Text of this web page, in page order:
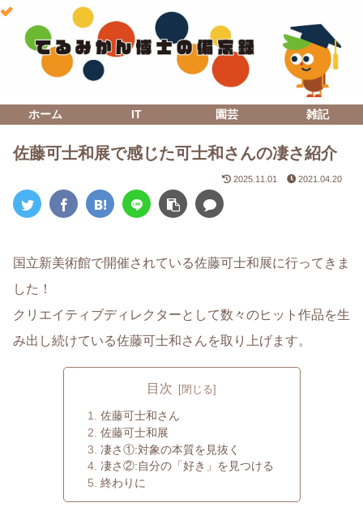
ホーム IT 園芸 雑記
佐藤可士和展で感じた可士和さんの凄さ紹介
2025.11.01 2021.04.20
国立新美術館で開催されている佐藤可士和展に行ってきま
した！
クリエイティブディレクターとして数々のヒット作品を生
み出し続けている佐藤可士和さんを取り上げます。
目次
佐藤可士和さん
佐藤可士和展
凄さ①:対象の本質を見抜く
凄さ②:自分の「好き」を見つける
終わりに